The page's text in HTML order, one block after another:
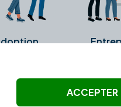
ni été vérifiés par
ACCEPTER